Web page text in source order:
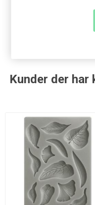
Kunder der har